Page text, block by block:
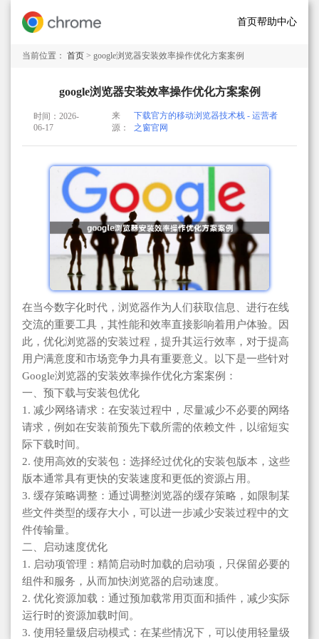
首页帮助中心
当前位置： 首页 > google浏览器安装效率操作优化方案案例
google浏览器安装效率操作优化方案案例
时间：2026-
06-17
来
源：
下载官方的移动浏览器技术栈 - 运营者
之窗官网
在当今数字化时代，浏览器作为人们获取信息、进行在线
交流的重要工具，其性能和效率直接影响着用户体验。因
此，优化浏览器的安装过程，提升其运行效率，对于提高
用户满意度和市场竞争力具有重要意义。以下是一些针对
Google浏览器的安装效率操作优化方案案例：
一、预下载与安装包优化
1. 减少网络请求：在安装过程中，尽量减少不必要的网络
请求，例如在安装前预先下载所需的依赖文件，以缩短实
际下载时间。
2. 使用高效的安装包：选择经过优化的安装包版本，这些
版本通常具有更快的安装速度和更低的资源占用。
3. 缓存策略调整：通过调整浏览器的缓存策略，如限制某
些文件类型的缓存大小，可以进一步减少安装过程中的文
件传输量。
二、启动速度优化
1. 启动项管理：精简启动时加载的启动项，只保留必要的
组件和服务，从而加快浏览器的启动速度。
2. 优化资源加载：通过预加载常用页面和插件，减少实际
运行时的资源加载时间。
3. 使用轻量级启动模式：在某些情况下，可以使用轻量级